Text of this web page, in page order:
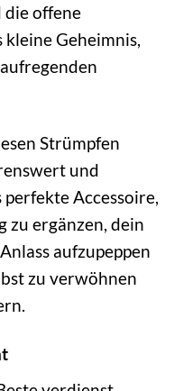
offene
Geheimnis,
Strümpfen
und
Accessoire,
zu ergänzen, dein
aufzupeppen
zu verwöhnen